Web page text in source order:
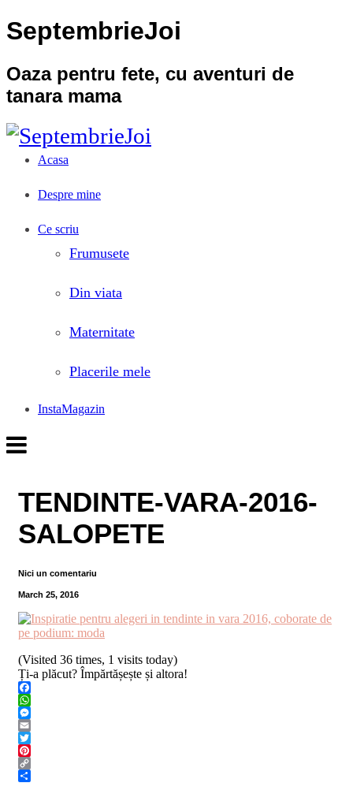
SeptembrieJoi
Oaza pentru fete, cu aventuri de
tanara mama
Acasa
Despre mine
Ce scriu
Frumusete
Din viata
Maternitate
Placerile mele
InstaMagazin
TENDINTE-VARA-2016-
SALOPETE
Nici un comentariu
March 25, 2016
(Visited 36 times, 1 visits today)
Ți-a plăcut? Împărtășește și altora!
Facebook
WhatsApp
Messenger
Email
Twitter
Pinterest
Copy